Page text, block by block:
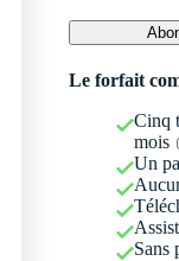
Le forfait
Cinq
mois
Un
Sans